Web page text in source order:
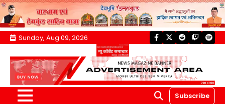
Skip
content
Sunday, Aug 09, 2026 facebook
twitterreddittwitch
Subscribe